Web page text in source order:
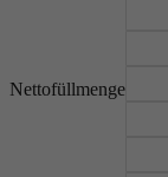
Nettofüllmenge